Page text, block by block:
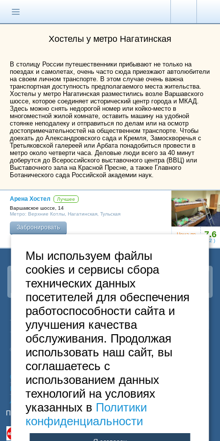
Хостелы у метро Нагатинская
В столицу России путешественники прибывают не только на
поездах и самолетах, очень часто сюда приезжают автолюбители
на своем личном транспорте. В этом случае очень важна
транспортная доступность предполагаемого места жительства.
Хостелы у метро Нагатинская разместились возле Варшавского
шоссе, которое соединяет исторический центр города и МКАД.
Здесь можно снять недорогой номер или койко-место в
многоместной жилой комнате, оставить машину на удобной
стоянке неподалеку и отправиться по делам или на осмотр
достопримечательностей на общественном транспорте. Чтобы
доехать до Александровского сада и Кремля, Замоскворечья с
Третьяковской галереей или Арбата понадобиться провести в
метро около четверти часа. Деловые люди всего за 40 минут
доберутся до Всероссийского выставочного центра (ВВЦ) или
Выставочного зала на Красной Пресне, а также Главного
Ботанического сада Российской академии наук.
Арена Хостел
Лучшее
Варшавское шоссе, 14
Метро: Верхние Котлы Нагатинская Тульская
Забронировать
Цена по
7.6
2 )
Наша группа ВКонтакте
Москва
Санкт-Петербург
Бесплатный
+7 495 646-74-40
+7 812
418-22-18
8 800 222-58-32
© 2015 Hostels of Moscow. Все права защищены.
Согласие на обработку персональных данных
Политика конфиденциальности
Договор оферты
Принимаем к оплате
Мы используем файлы
cookies и сервисы сбора
технических данных
посетителей для обеспечения
работоспособности сайта и
улучшения качества
обслуживания. Продолжая
использовать наш сайт, вы
соглашаетесь с
использованием данных
технологий на условиях
указанных в Политики
конфиденциальности
Поиск хостела
Отзывы о
хостелах
Каталог хостелов
Как оплатить
Контакты
Наши группы
в социальных сетях
Бесплатный по России
8 (800) 222-58-32
Москва
+7 (495) 646-74-40
+7 (812) 418-22-18
Полная версия сайта